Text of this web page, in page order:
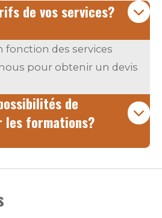
de vos services?
fonction des services
pour obtenir un devis
de
les formations?